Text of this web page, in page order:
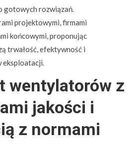
gotowych rozwiązań.
projektowymi, firmami
końcowymi, proponując
trwałość, efektywność i
wentylatorów z
jakości i
z normami